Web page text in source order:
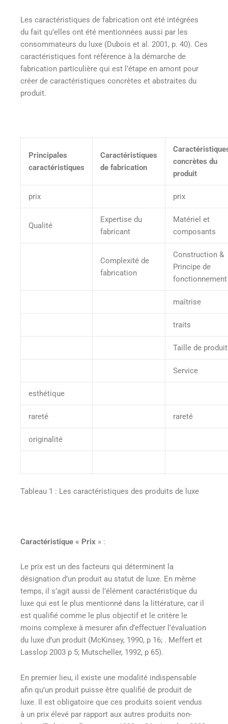
Les caractéristiques de fabrication ont été intégrées
du fait qu’elles ont été mentionnées aussi par les
consommateurs du luxe (Dubois et al. 2001, p. 40). Ces
caractéristiques font référence à la démarche de
fabrication particulière qui est l’étape en amont pour
créer de caractéristiques concrètes et abstraites du
produit.
Principales
caractéristiques
Caractéristiques
de fabrication
concrètes du
produit
prix prix
Qualité
Expertise du
fabricant
Matériel et
composants
Complexité de
fabrication
Construction &
Principe de
fonctionnement
maîtrise
traits
Taille de produit
Service
esthétique
rareté rareté
originalité
Tableau 1 : Les caractéristiques des produits de luxe
Caractéristique « Prix » :
Le prix est un des facteurs qui déterminent la
désignation d’un produit au statut de luxe. En même
temps, il s’agit aussi de l’élément caractéristique du
luxe qui est le plus mentionné dans la littérature, car il
est qualifié comme le plus objectif et le critère le
moins complexe à mesurer afin d’effectuer l’évaluation
du luxe d’un produit (McKinsey, 1990, p 16; . Meffert et
Lasslop 2003 p 5; Mutscheller, 1992, p 65).
En premier lieu, il existe une modalité indispensable
afin qu’un produit puisse être qualifié de produit de
luxe. Il est obligatoire que ces produits soient vendus
à un prix élevé par rapport aux autres produits non-